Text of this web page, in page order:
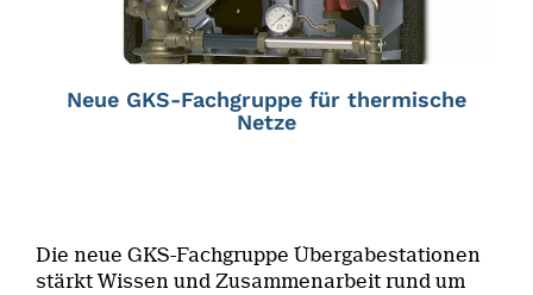
Neue GKS-Fachgruppe für thermische
Netze
Die neue GKS-Fachgruppe Übergabestationen
stärkt Wissen und Zusammenarbeit rund um